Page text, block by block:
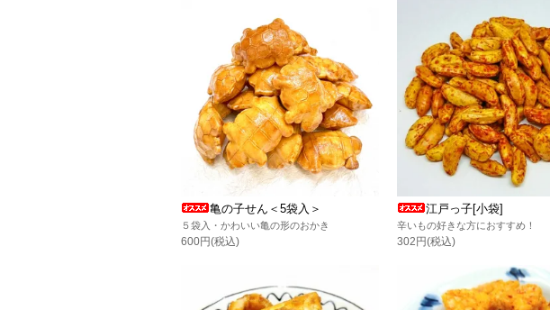
亀の子せん＜5袋入＞
５袋入・かわいい亀の形のおかき
600円(税込)
江戸っ子[小袋]
辛いもの好きな方におすすめ！
302円(税込)